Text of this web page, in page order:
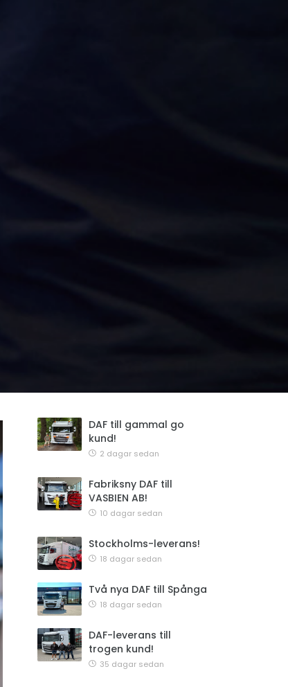
DAF till gammal go
kund!
2 dagar sedan
Fabriksny DAF till
VASBIEN AB!
10 dagar sedan
Stockholms-leverans!
18 dagar sedan
Två nya DAF till Spånga
18 dagar sedan
DAF-leverans till
trogen kund!
35 dagar sedan